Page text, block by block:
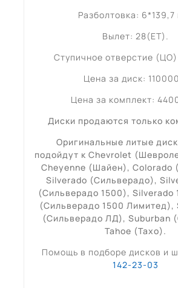
Разболтовка:
Вылет: 28(ET).
Ступичное отверстие
Цена за диск:
Цена за комплект:
Диски продаются только
Оригинальные литые
подойдут к Chevrolet (
Cheyenne (Шайен), Colorado
Silverado (Сильверадо),
(Сильверадо 1500), Silverado
(Сильверадо 1500 Лимитед),
(Сильверадо ЛД), Suburban
Tahoe (Тахо) .
Помощь в подборе дисков и
142-23-03